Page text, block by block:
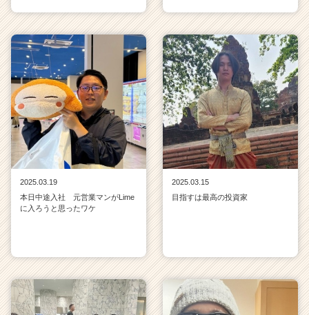
2025.03.19
本日中途入社 元営業マンがLime
に入ろうと思ったワケ
2025.03.15
目指すは最高の投資家